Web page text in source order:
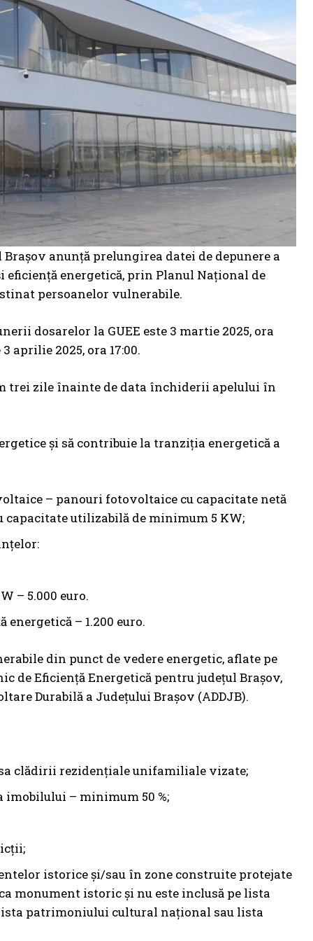
anunţă prelungirea datei de depunere a
energetică, prin Planul Național de
persoanelor vulnerabile.
dosarelor la GUEE este 3 martie 2025, ora
aprilie 2025, ora 17:00.
trei zile înainte de data închiderii apelului în
și să contribuie la tranziția energetică a
– panouri fotovoltaice cu capacitate netă
capacitate utilizabilă de minimum 5 KW;
– 5.000 euro.
– 1.200 euro.
din punct de vedere energetic, aflate pe
de Eficiență Energetică pentru judeţul Braşov,
Durabilă a Judeţului Braşov (ADDJB).
clădirii rezidențiale unifamiliale vizate;
– minimum 50 %;
istorice și/sau în zone construite protejate
monument istoric şi nu este inclusă pe lista
patrimoniului cultural național sau lista